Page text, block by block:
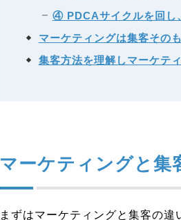
④ PDCAサイクルを回し
マーケティングは集客その
集客方法を理解しマーケテ
マーケティングと集
まずはマーケティングと集客の違